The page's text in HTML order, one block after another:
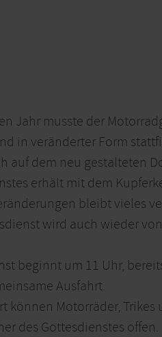
Jahr musste der
in veränderter Form
auf dem neu gestalteten
erhält mit dem
bleibt vieles
wird auch wieder
beginnt um 11 Uhr,
Ausfahrt.
können Motorräder,
des Gottesdienstes offen.